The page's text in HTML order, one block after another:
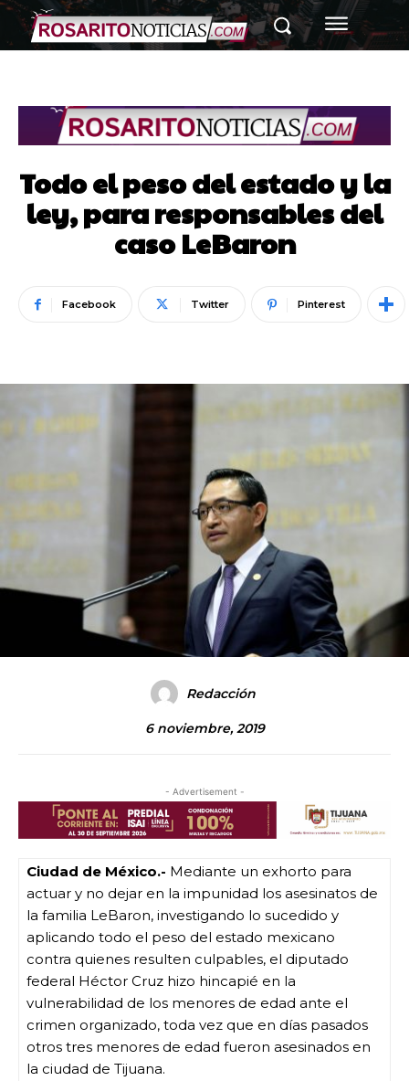
Todo el peso del estado y la
ley, para responsables del
caso LeBaron
Facebook Twitter Pinterest
Redacción
6 noviembre, 2019
- Advertisement -
Ciudad de México.- Mediante un exhorto para
actuar y no dejar en la impunidad los asesinatos de
la familia LeBaron, investigando lo sucedido y
aplicando todo el peso del estado mexicano
contra quienes resulten culpables, el diputado
federal Héctor Cruz hizo hincapié en la
vulnerabilidad de los menores de edad ante el
crimen organizado, toda vez que en días pasados
otros tres menores de edad fueron asesinados en
la ciudad de Tijuana.